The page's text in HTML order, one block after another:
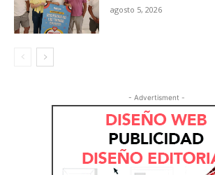
agosto 5, 2026
- Advertisment -